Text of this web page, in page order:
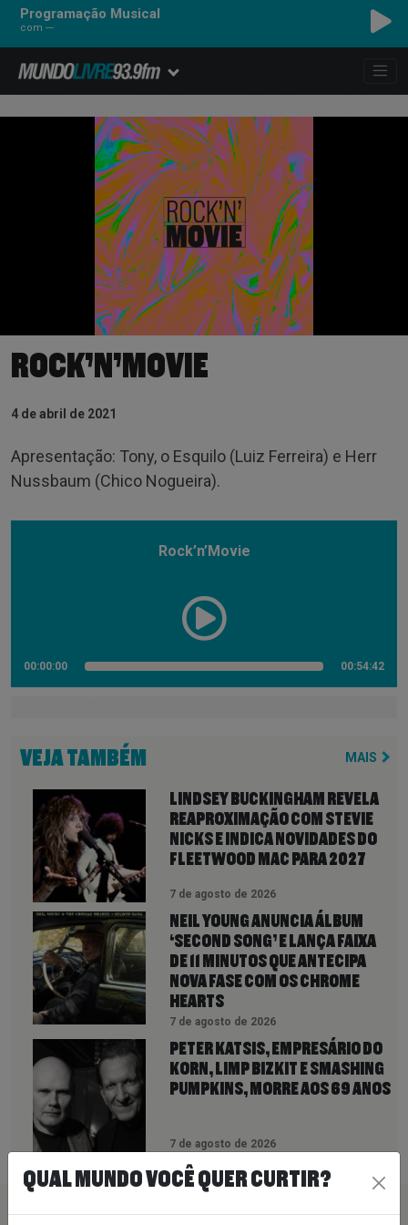
Programação Musical
com ---
ROCK’N’MOVIE
4 de abril de 2021
Apresentação: Tony, o Esquilo (Luiz Ferreira) e Herr
Nussbaum (Chico Nogueira).
Rock’n’Movie
00:00:00 00:54:42
VEJA TAMBÉM MAIS
LINDSEY BUCKINGHAM REVELA
REAPROXIMAÇÃO COM STEVIE
NICKS E INDICA NOVIDADES DO
FLEETWOOD MAC PARA 2027
7 de agosto de 2026
NEIL YOUNG ANUNCIA ÁLBUM
‘SECOND SONG’ E LANÇA FAIXA
DE 11 MINUTOS QUE ANTECIPA
NOVA FASE COM OS CHROME
HEARTS
7 de agosto de 2026
PETER KATSIS, EMPRESÁRIO DO
KORN, LIMP BIZKIT E SMASHING
PUMPKINS, MORRE AOS 69 ANOS
7 de agosto de 2026
QUAL MUNDO VOCÊ QUER CURTIR?